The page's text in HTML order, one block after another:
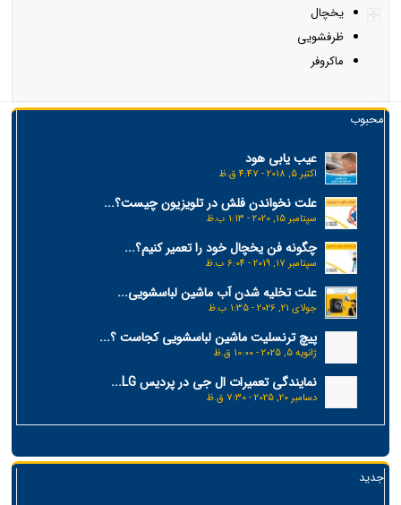
یخچال
ظرفشویی
ماکروفر
محبوب
عیب یابی هود
اکتبر 5, 2018 - 4:47 ق.ظ
علت نخواندن فلش در تلویزیون چیست؟...
سپتامبر 15, 2020 - 1:13 ب.ظ
چگونه فن یخچال خود را تعمیر کنیم؟...
سپتامبر 17, 2019 - 6:04 ب.ظ
علت تخلیه شدن آب ماشین لباسشویی...
جولای 21, 2026 - 1:35 ب.ظ
پیچ ترنسلیت ماشین لباسشویی کجاست ؟...
ژانویه 5, 2025 - 10:00 ق.ظ
نمایندگی تعمیرات ال جی در پردیس LG...
دسامبر 20, 2025 - 7:30 ق.ظ
جدید